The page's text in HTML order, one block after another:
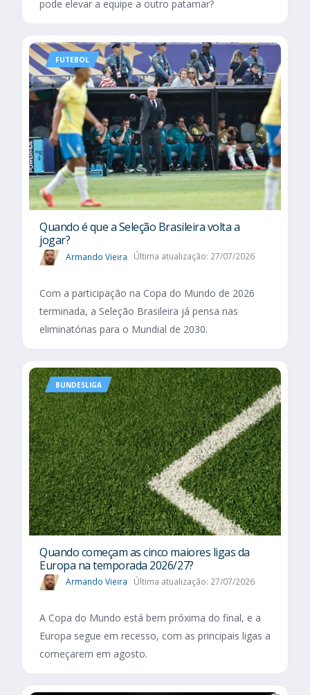
pode elevar a equipe a outro patamar?
FUTEBOL
Quando é que a Seleção Brasileira volta a
jogar?
Armando Vieira Última atualização: 27/07/2026
Com a participação na Copa do Mundo de 2026
terminada, a Seleção Brasileira já pensa nas
eliminatórias para o Mundial de 2030.
BUNDESLIGA
Quando começam as cinco maiores ligas da
Europa na temporada 2026/27?
Armando Vieira Última atualização: 27/07/2026
A Copa do Mundo está bem próxima do final, e a
Europa segue em recesso, com as principais ligas a
começarem em agosto.